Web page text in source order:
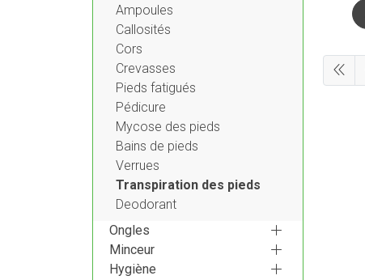
Ampoules
Callosités
Cors
Crevasses
Pieds fatigués
Pédicure
Mycose des pieds
Bains de pieds
Verrues
Transpiration des pieds
Deodorant
Ongles
Minceur
Hygiène